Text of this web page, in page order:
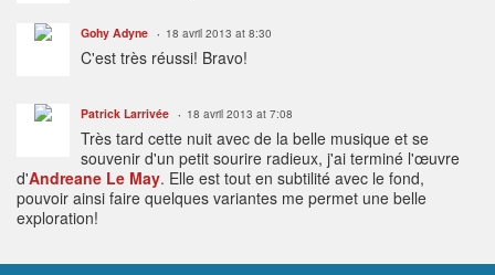
Gohy Adyne 18 avril 2013 at 8:30
C'est très réussi! Bravo!
Patrick Larrivée 18 avril 2013 at 7:08
Très tard cette nuit avec de la belle musique et se
souvenir d'un petit sourire radieux, j'ai terminé l'œuvre
d'Andreane Le May. Elle est tout en subtilité avec le fond,
pouvoir ainsi faire quelques variantes me permet une belle
exploration!